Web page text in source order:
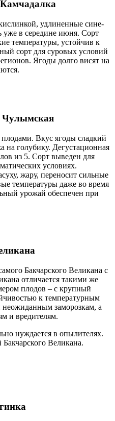
удлиненные сине-
уже в середине июня. Сорт
температуры, устойчив к
сорт для суровых условий
Ягоды долго висят на
Вкус ягоды сладкий
на голубику. Дегустационная
из 5. Сорт выведен для
условиях.
жару, переносит сильные
температуры даже во время
урожай обеспечен при
Бакчарского Великана с
отличается такими же
плодов – с крупный
к температурным
заморозкам, а
и вредителям.
нуждается в опылителях.
Великана.